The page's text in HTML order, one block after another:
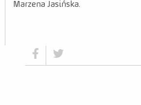
Marzena Jasińska.
Odwiedź nas na facebook
Odwiedź nas na twitter